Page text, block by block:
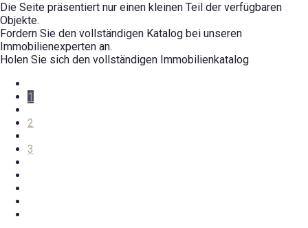
Die Seite präsentiert nur einen kleinen Teil der verfügbaren
Objekte.
Fordern Sie den vollständigen Katalog bei unseren
Immobilienexperten an.
Holen Sie sich den vollständigen Immobilienkatalog
1
2
3